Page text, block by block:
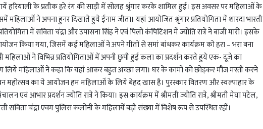
हरियाली के प्रतीक हरे रंग की साड़ी में सोलह श्रृंगार करके शामिल हुईं। इस अवसर पर महिलाओं के
महिलाओं ने अपना हुनर दिखाते हुये ईनाम जीता। यहां आयोजित श्रृंगार प्रतियोगिता में शारदा भारती
में सविता चंद्रा और उपासना सिंह ने एवं पिलो कंपिटिशन में ज्योति रात्रे ने बाजी मारी। इसके
किया गया, जिसमें कई महिलाओं ने अपने गीतों से समां बांधकर कार्यक्रम को हरा – भरा बना
ने विभिन्न प्रतियोगिताओं में अपनी छुपी हुई कला का प्रदर्शन करते हुये एक- दूजे का
लिये महिलाओं ने कहा कि यहां आकर बहुत अच्छा लगा। घर के कामों को छोड़कर मौज मस्ती करने
महोत्सव का ये आयोजन हम महिलाओं के लिये बेहद खास है। पुरस्कार वितरण और स्वल्पाहार के
आभार प्रदर्शन ज्योति रात्रे ने किया। इस कार्यक्रम में श्रीमती ज्योति रात्रे, श्रीमती मेघा पटेल,
सविता चंद्रा एवम पुलिस कलोनी के महिलायें बड़ी संख्या में विशेष रूप से उपस्थित रहीं।